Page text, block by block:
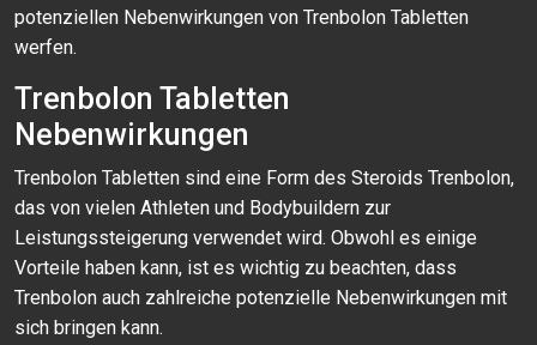
potenziellen Nebenwirkungen von Trenbolon Tabletten
werfen.
Trenbolon Tabletten
Nebenwirkungen
Trenbolon Tabletten sind eine Form des Steroids Trenbolon,
das von vielen Athleten und Bodybuildern zur
Leistungssteigerung verwendet wird. Obwohl es einige
Vorteile haben kann, ist es wichtig zu beachten, dass
Trenbolon auch zahlreiche potenzielle Nebenwirkungen mit
sich bringen kann.